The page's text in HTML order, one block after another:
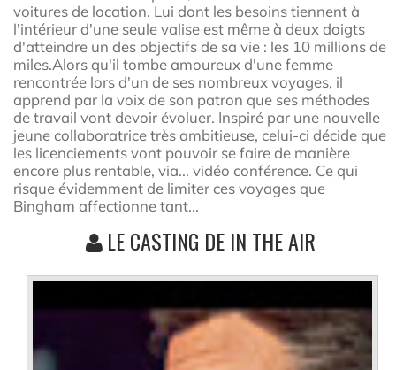
voitures de location. Lui dont les besoins tiennent à
l'intérieur d'une seule valise est même à deux doigts
d'atteindre un des objectifs de sa vie : les 10 millions de
miles.Alors qu'il tombe amoureux d'une femme
rencontrée lors d'un de ses nombreux voyages, il
apprend par la voix de son patron que ses méthodes
de travail vont devoir évoluer. Inspiré par une nouvelle
jeune collaboratrice très ambitieuse, celui-ci décide que
les licenciements vont pouvoir se faire de manière
encore plus rentable, via... vidéo conférence. Ce qui
risque évidemment de limiter ces voyages que
Bingham affectionne tant...
LE CASTING DE IN THE AIR